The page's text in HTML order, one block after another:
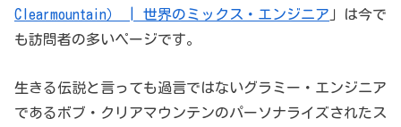
Clearmountain） | 世界のミックス・エンジニア 」は今で
も訪問者の多いページです。
生きる伝説と言っても過言ではないグラミー・エンジニア
であるボブ・クリアマウンテンのパーソナライズされたス